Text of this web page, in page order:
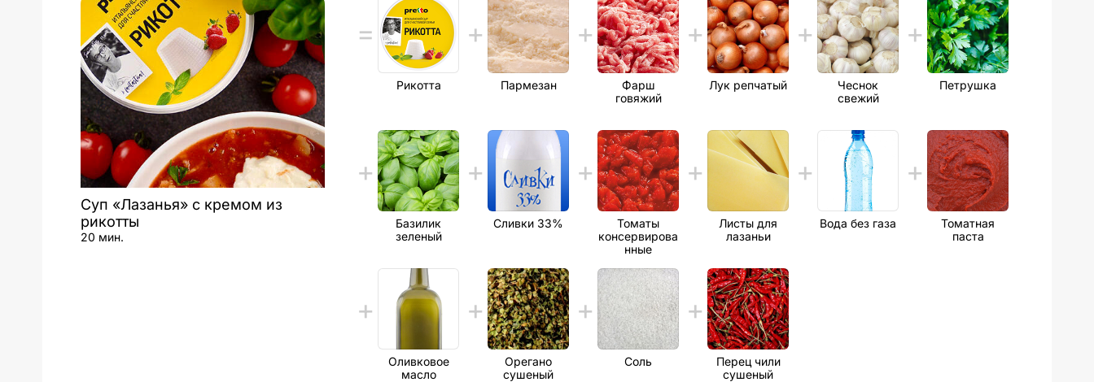
Суп «Лазанья» с кремом из
рикотты
20 мин.
Рикотта Пармезан
Фарш
говяжий
Лук репчатый
Чеснок
свежий
Петрушка
Базилик
зеленый
Сливки 33%
Томаты
консервирова
нные
Листы для
лазаньи
Вода без газа
Томатная
паста
Оливковое
масло
Орегано
сушеный
Соль
Перец чили
сушеный